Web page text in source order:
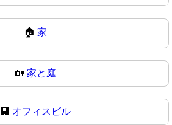
🏠 家
🏡 家と庭
🏢 オフィスビル